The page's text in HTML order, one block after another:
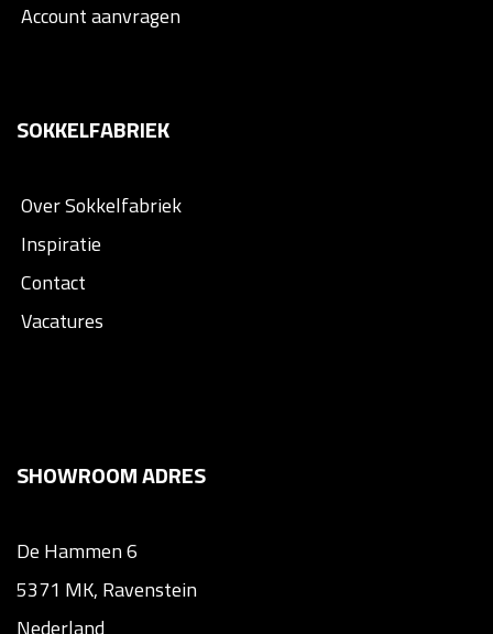
Account aanvragen
SOKKELFABRIEK
Over Sokkelfabriek
Inspiratie
Contact
Vacatures
SHOWROOM ADRES
De Hammen 6
5371 MK, Ravenstein